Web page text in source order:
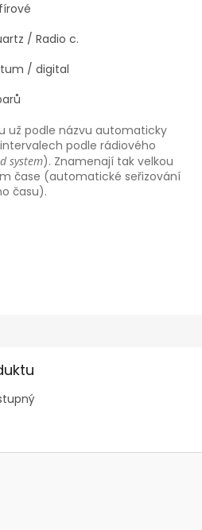
/ Radio c.
/ digital
už podle názvu automaticky
podle rádiového
system). Znamenají tak velkou
čase (automatické seřizování
času).